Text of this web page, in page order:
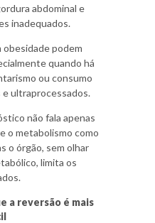
abdominal e
inadequados.
obesidade podem
quando há
ou consumo
e ultraprocessados.
não fala apenas
o metabolismo como
o órgão, sem olhar
limita os
a reversão é mais